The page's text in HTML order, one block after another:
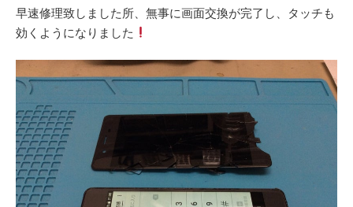
早速修理致しました所、無事に画面交換が完了し、タッチも
効くようになりました